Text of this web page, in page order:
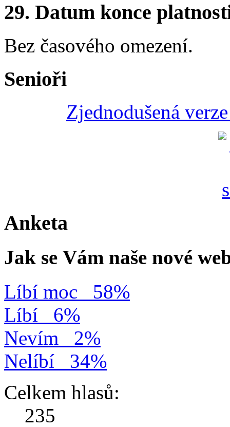
29. Datum konce
Bez časového omezení.
Senioři
Zjednodušená
Anketa
Jak se Vám naše nové
Líbí moc
58%
Líbí
6%
Nevím
2%
Nelíbí
34%
Celkem hlasů:
235